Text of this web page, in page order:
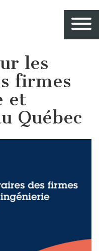
les
firmes
et
Québec